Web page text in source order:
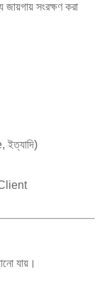
সংরক্ষণ করা
যায়।